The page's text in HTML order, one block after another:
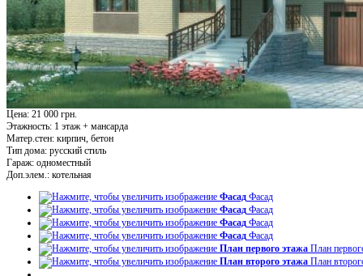
Цена: 21 000 грн.
Этажность: 1 этаж + мансарда
Матер.стен: кирпич, бетон
Тип дома: русский стиль
Гараж: одноместный
Доп.элем.: котельная
Фасад Фасад
Фасад Фасад
Фасад Фасад
Фасад Фасад
План первого этажа План
План второго этажа План